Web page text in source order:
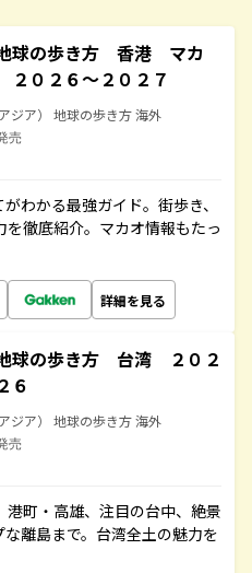
球の歩き方 香港 マカ
０２６～２０２７
ジア） 地球の歩き方 海外
売
わかる最強ガイド。街歩き、
徹底紹介。マカオ情報もたっ
詳細を見る
球の歩き方 台湾 ２０２
６
ジア） 地球の歩き方 海外
売
町・高雄、注目の台中、絶景
離島まで。台湾全土の魅力を